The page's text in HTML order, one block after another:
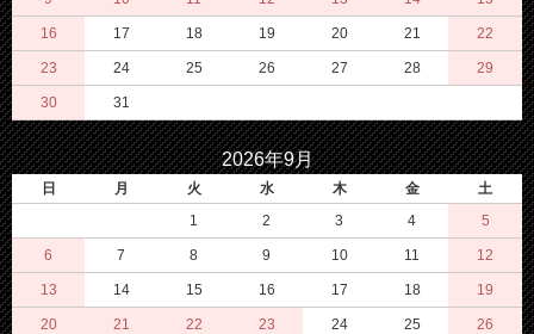
16 17 18 19 20 21 22
23 24 25 26 27 28 29
30 31
2026年9月
日 月 火 水 木 金
土
1
2 3 4 5
6 7 8 9 10 11 12
13 14 15 16 17 18 19
20 21 22 23 24 25 26